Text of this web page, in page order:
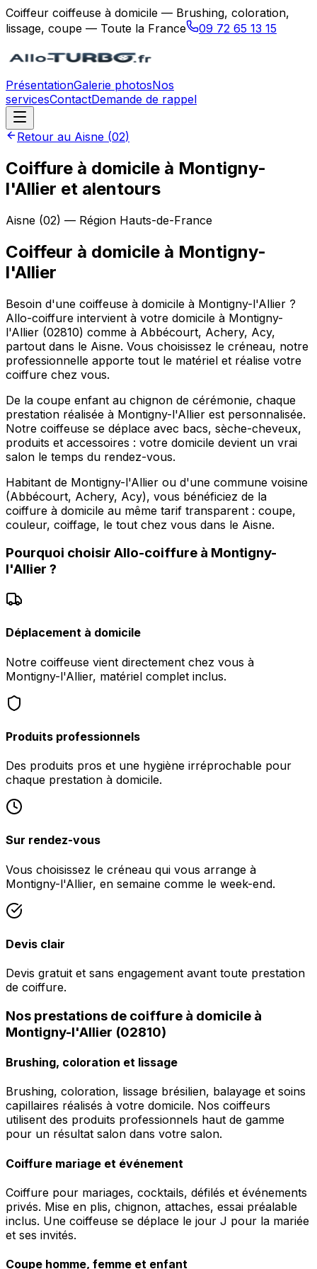
Coiffeur coiffeuse à domicile — Brushing, coloration,
lissage, coupe — Toute la France
09 72 65 13 15
PrésentationGalerie photosNos
servicesContactDemande de rappel
Retour au Aisne (02)
Coiffure à domicile à Montigny-
l'Allier et alentours
Aisne (02) — Région Hauts-de-France
Coiffeur à domicile à Montigny-
l'Allier
Besoin d'une coiffeuse à domicile à Montigny-l'Allier ?
Allo-coiffure intervient à votre domicile à Montigny-
l'Allier (02810) comme à Abbécourt, Achery, Acy,
partout dans le Aisne. Vous choisissez le créneau, notre
professionnelle apporte tout le matériel et réalise votre
coiffure chez vous.
De la coupe enfant au chignon de cérémonie, chaque
prestation réalisée à Montigny-l'Allier est personnalisée.
Notre coiffeuse se déplace avec bacs, sèche-cheveux,
produits et accessoires : votre domicile devient un vrai
salon le temps du rendez-vous.
Habitant de Montigny-l'Allier ou d'une commune voisine
(Abbécourt, Achery, Acy), vous bénéficiez de la
coiffure à domicile au même tarif transparent : coupe,
couleur, coiffage, le tout chez vous dans le Aisne.
Pourquoi choisir Allo-coiffure à Montigny-
l'Allier ?
Déplacement à domicile
Notre coiffeuse vient directement chez vous à
Montigny-l'Allier, matériel complet inclus.
Produits professionnels
Des produits pros et une hygiène irréprochable pour
chaque prestation à domicile.
Sur rendez-vous
Vous choisissez le créneau qui vous arrange à
Montigny-l'Allier, en semaine comme le week-end.
Devis clair
Devis gratuit et sans engagement avant toute prestation
de coiffure.
Nos prestations de coiffure à domicile à
Montigny-l'Allier (02810)
Brushing, coloration et lissage
Brushing, coloration, lissage brésilien, balayage et soins
capillaires réalisés à votre domicile. Nos coiffeurs
utilisent des produits professionnels haut de gamme
pour un résultat salon dans votre salon.
Coiffure mariage et événement
Coiffure pour mariages, cocktails, défilés et événements
privés. Mise en plis, chignon, attaches, essai préalable
inclus. Une coiffeuse se déplace le jour J pour la mariée
et ses invités.
Coupe homme, femme et enfant